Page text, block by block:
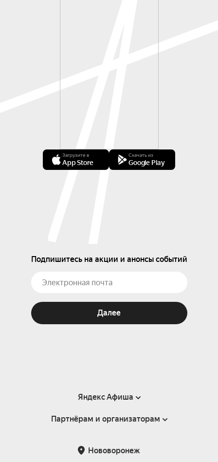
Загрузите в
App Store
Скачать из
Google Play
Подпишитесь на акции и анонсы событий
Далее
Яндекс Афиша
Справка
Подарочные сертификаты
Партнёрам и организаторам
Нововоронеж